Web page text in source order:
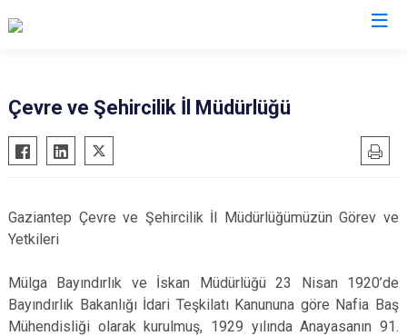
Çevre ve Şehircilik İl Müdürlüğü
Gaziantep Çevre ve Şehircilik İl Müdürlüğümüzün Görev ve
Yetkileri
Mülga Bayındırlık ve İskan Müdürlüğü 23 Nisan 1920’de
Bayındırlık Bakanlığı İdari Teşkilatı Kanununa göre Nafia Baş
Mühendisliği olarak kurulmuş, 1929 yılında Anayasanın 91.